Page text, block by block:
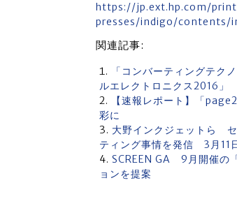
https://jp.ext.hp.com/
presses/indigo/contents/
関連記事:
「コンバーティングテ
ルエレクトロニクス2016
【速報レポート】「
彩に
大野インクジェットら
ティング事情を発信 3月11
SCREEN GA 9月開催の
ョンを提案